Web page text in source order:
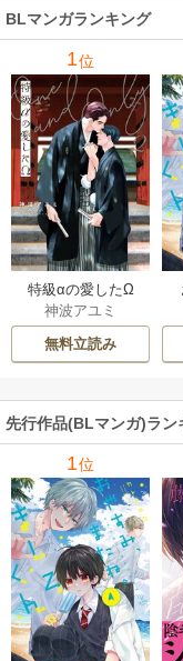
BLマンガランキング
1位
特級αの愛したΩ
神波アユミ
無料立読み
先行作品(BLマンガ)ラン
1位